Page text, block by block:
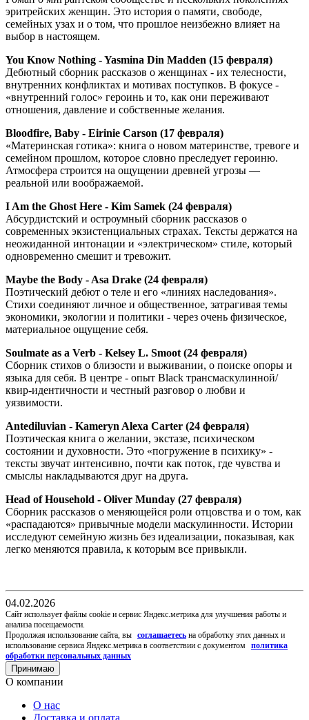
эритрейских женщин. Это история о памяти, свободе,
семейных узах и о том, что прошлое неизбежно влияет на
выбор в настоящем.
You Know Nothing - Yasmina Din Madden (15 февраля)
Дебютный сборник рассказов о женщинах - их телесности,
внутренних конфликтах и мотивах поступков. В фокусе -
«внутренний голос» героинь и то, как они переживают
отношения, давление и собственные желания.
Bloodfire, Baby - Eirinie Carson (17 февраля)
«Материнская готика»: книга о новом материнстве, тревоге и
семейном прошлом, которое словно преследует героиню.
Атмосфера строится на ощущении древней угрозы —
реальной или воображаемой.
I Am the Ghost Here - Kim Samek (24 февраля)
Абсурдистский и остроумный сборник рассказов о
современных экзистенциальных страхах. Тексты держатся на
неожиданной интонации и «электрическом» стиле, который
одновременно смешит и тревожит.
Maybe the Body - Asa Drake (24 февраля)
Поэтический дебют о теле и его «линиях наследования».
Стихи соединяют личное и общественное, затрагивая темы
экономики, экологии и политики - через очень физическое,
материальное ощущение себя.
Soulmate as a Verb - Kelsey L. Smoot (24 февраля)
Сборник стихов о близости и выживании, о поиске опоры и
языка для себя. В центре - опыт Black трансмаскулинной/
квир-идентичности и честный разговор о любви и
уязвимости.
Antediluvian - Kameryn Alexa Carter (24 февраля)
Поэтическая книга о желании, экстазе, психическом
состоянии и духовности. Это «погружение в психику» -
тексты звучат интенсивно, почти как поток, где чувства и
смыслы накладываются друг на друга.
Head of Household - Oliver Munday (27 февраля)
Сборник рассказов о меняющейся роли отцовства и о том, как
«распадаются» привычные модели маскулинности. Истории
исследуют семейную жизнь без идеализации, показывая, как
легко меняются правила, к которым все привыкли.
04.02.2026
Cайт использует файлы cookie и сервис Яндекс.метрика для улучшения работы и
анализа посещаемости.
Продолжая использование сайта, вы соглашаетесь на обработку этих данных и
использование сервиса Яндекс.метрика в соответствии с документом политика
обработки персональных данных
Принимаю
О компании
О нас
Доставка и оплата